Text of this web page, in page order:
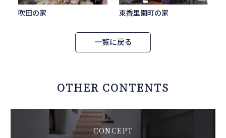
吹田の家 東香里園町の家
一覧に戻る
OTHER CONTENTS
CONCEPT